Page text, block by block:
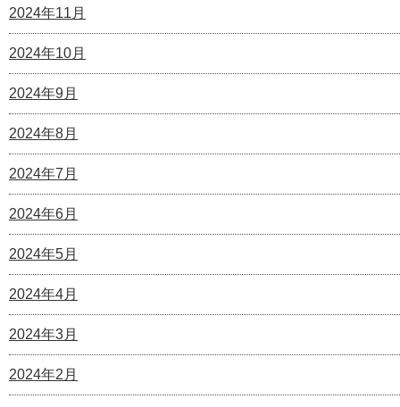
2024年11月
2024年10月
2024年9月
2024年8月
2024年7月
2024年6月
2024年5月
2024年4月
2024年3月
2024年2月